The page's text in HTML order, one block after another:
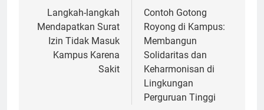
navigation
Langkah-langkah
Mendapatkan Surat
Izin Tidak Masuk
Kampus Karena
Sakit
Contoh Gotong
Royong di Kampus:
Membangun
Solidaritas dan
Keharmonisan di
Lingkungan
Perguruan Tinggi